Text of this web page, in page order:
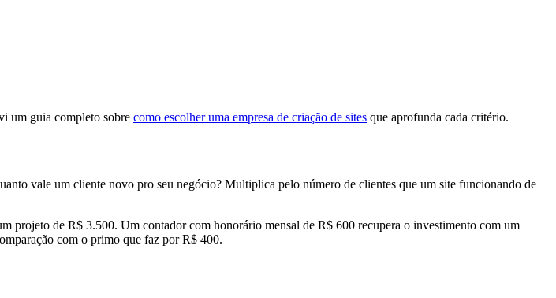
um guia completo sobre como escolher uma empresa de criação de sites que aprofunda cada critério.
vale um cliente novo pro seu negócio? Multiplica pelo número de clientes que um site funcionando de
projeto de R$ 3.500. Um contador com honorário mensal de R$ 600 recupera o investimento com um
com o primo que faz por R$ 400.